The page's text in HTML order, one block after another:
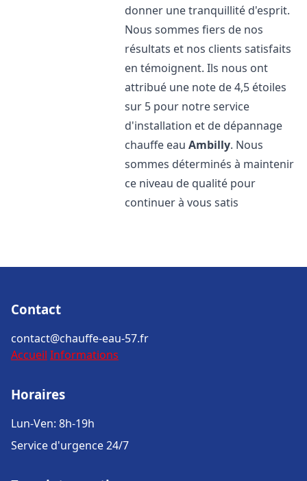
donner une tranquillité d'esprit.
Nous sommes fiers de nos
résultats et nos clients satisfaits
en témoignent. Ils nous ont
attribué une note de 4,5 étoiles
sur 5 pour notre service
d'installation et de dépannage
chauffe eauAmbilly. Nous
sommes déterminés à maintenir
ce niveau de qualité pour
continuer à vous satis
Contact
contact@chauffe-eau-57.fr
Accueil Informations
Horaires
Lun-Ven: 8h-19h
Service d'urgence 24/7